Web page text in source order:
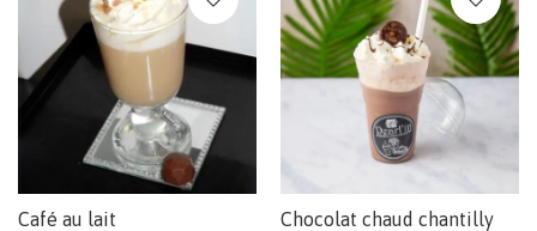
Café au lait Chocolat chaud chantilly